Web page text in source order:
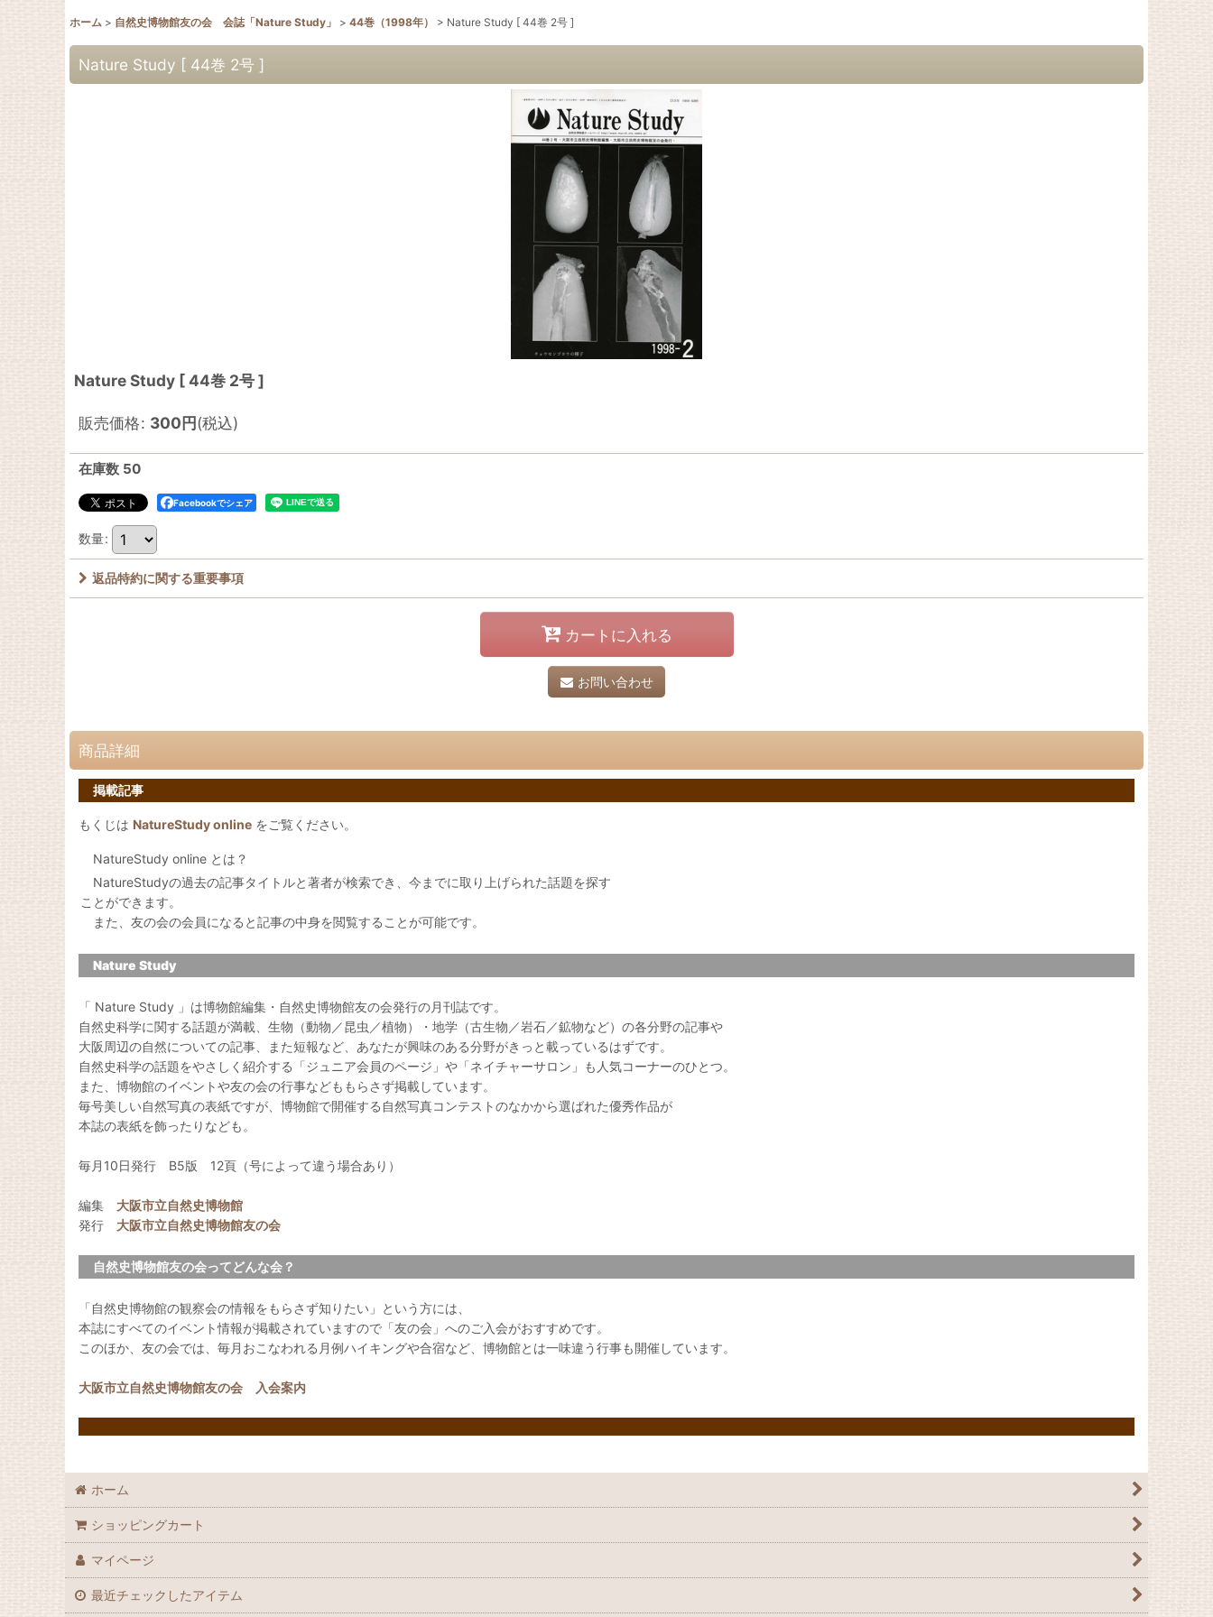
ホーム > 自然史博物館友の会 会誌「Nature Study」 > 44巻（1998年） > Nature Study [ 44巻 2号 ]
Nature Study [ 44巻 2号 ]
Nature Study [ 44巻 2号 ]
販売価格: 300円(税込)
在庫数 50
Facebookでシェア
数量:
返品特約に関する重要事項
カートに入れる
お問い合わせ
商品詳細
掲載記事
もくじは NatureStudy online をご覧ください。
NatureStudy online とは？
NatureStudyの過去の記事タイトルと著者が検索でき、今までに取り上げられた話題を探す
ことができます。
また、友の会の会員になると記事の中身を閲覧することが可能です。
Nature Study
「 Nature Study 」は博物館編集・自然史博物館友の会発行の月刊誌です。
自然史科学に関する話題が満載、生物（動物／昆虫／植物）・地学（古生物／岩石／鉱物など）の各分野の記事や
大阪周辺の自然についての記事、また短報など、あなたが興味のある分野がきっと載っているはずです。
自然史科学の話題をやさしく紹介する「ジュニア会員のページ」や「ネイチャーサロン」も人気コーナーのひとつ。
また、博物館のイベントや友の会の行事などももらさず掲載しています。
毎号美しい自然写真の表紙ですが、博物館で開催する自然写真コンテストのなかから選ばれた優秀作品が
本誌の表紙を飾ったりなども。
毎月10日発行 B5版 12頁（号によって違う場合あり）
編集 大阪市立自然史博物館
発行 大阪市立自然史博物館友の会
自然史博物館友の会ってどんな会？
「自然史博物館の観察会の情報をもらさず知りたい」という方には、
本誌にすべてのイベント情報が掲載されていますので「友の会」へのご入会がおすすめです。
このほか、友の会では、毎月おこなわれる月例ハイキングや合宿など、博物館とは一味違う行事も開催しています。
大阪市立自然史博物館友の会 入会案内
ホーム
ショッピングカート
マイページ
最近チェックしたアイテム